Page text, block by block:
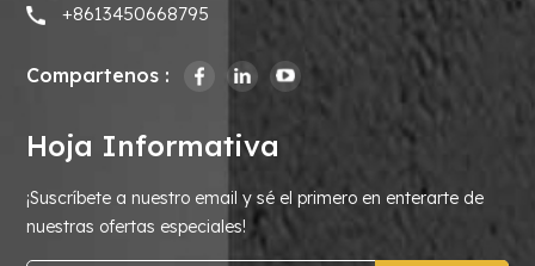
+8613450668795
Compartenos :
Hoja Informativa
¡Suscríbete a nuestro email y sé el primero en enterarte de
nuestras ofertas especiales!